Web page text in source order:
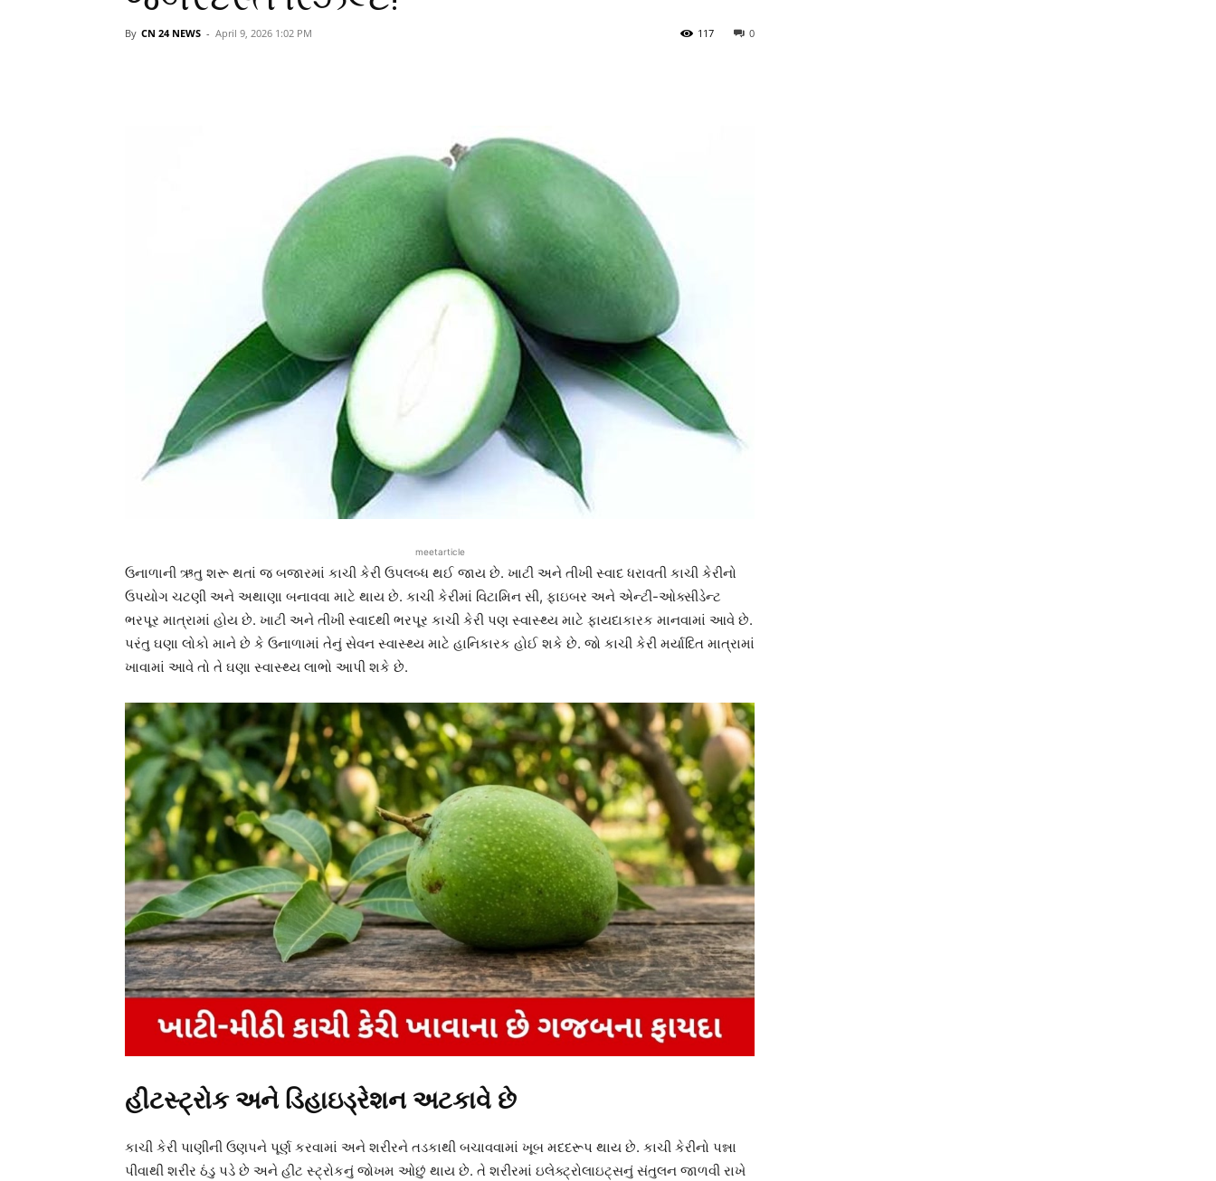
By CN 24 NEWS - April 9, 2026 1:02 PM 0
117
meetarticle
ઉનાળાની ઋતુ શરૂ થતાં જ બજારમાં કાચી કેરી ઉપલબ્ધ થઈ જાય છે. ખાટી અને તીખી સ્વાદ ધરાવતી કાચી કેરીનો
ઉપયોગ ચટણી અને અથાણા બનાવવા માટે થાય છે. કાચી કેરીમાં વિટામિન સી, ફાઇબર અને એન્ટી-ઓક્સીડેન્ટ
ભરપૂર માત્રામાં હોય છે. ખાટી અને તીખી સ્વાદથી ભરપૂર કાચી કેરી પણ સ્વાસ્થ્ય માટે ફાયદાકારક માનવામાં આવે છે.
પરંતુ ઘણા લોકો માને છે કે ઉનાળામાં તેનું સેવન સ્વાસ્થ્ય માટે હાનિકારક હોઈ શકે છે. જો કાચી કેરી મર્યાદિત માત્રામાં
ખાવામાં આવે તો તે ઘણા સ્વાસ્થ્ય લાભો આપી શકે છે.
હીટસ્ટ્રોક અને ડિહાઇડ્રેશન અટકાવે છે
કાચી કેરી પાણીની ઉણપને પૂર્ણ કરવામાં અને શરીરને તડકાથી બચાવવામાં ખૂબ મદદરૂપ થાય છે. કાચી કેરીનો પન્ના
પીવાથી શરીર ઠંડુ પડે છે અને હીટ સ્ટ્રોકનું જોખમ ઓછું થાય છે. તે શરીરમાં ઇલેક્ટ્રોલાઇટ્સનું સંતુલન જાળવી રાખે